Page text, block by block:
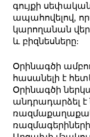
գույքի
ապահովելով,
կարողանան
և բիզնեսները:
Օրինագծի
հասանելի է
Օրինագծի
անդրադարձել